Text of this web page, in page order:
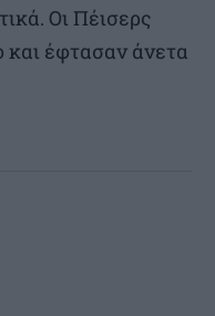
Οι Πέισερς
και έφτασαν άνετα